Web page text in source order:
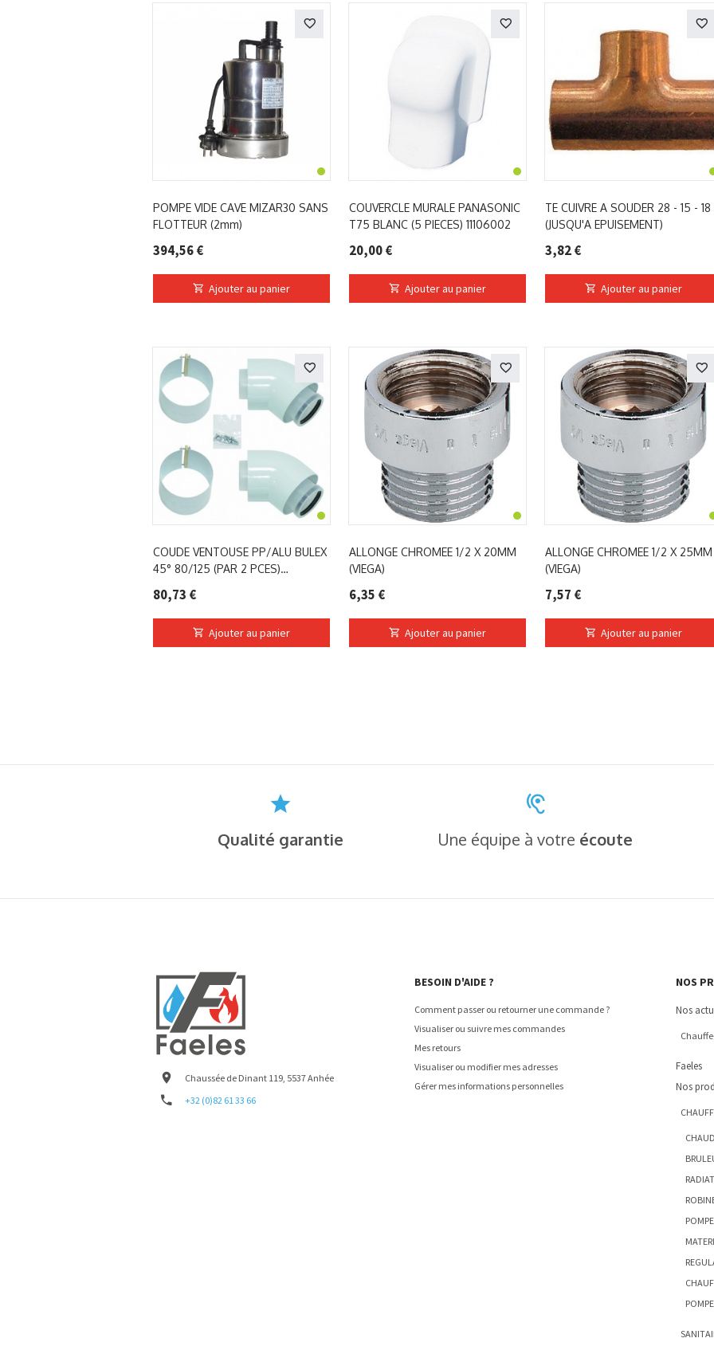
POMPE VIDE CAVE MIZAR30 SANS
FLOTTEUR (2mm)
394,56 €
Ajouter au panier
COUVERCLE MURALE PANASONIC
T75 BLANC (5 PIECES) 11106002
20,00 €
Ajouter au panier
TE CUIVRE A SOUDER 28 - 15 - 18
(JUSQU'A EPUISEMENT)
3,82 €
Ajouter au panier
COUDE VENTOUSE PP/ALU BULEX
45° 80/125 (PAR 2 PCES)
80,73 €
Ajouter au panier
ALLONGE CHROMEE 1/2 X 20MM
(VIEGA)
6,35 €
Ajouter au panier
ALLONGE CHROMEE 1/2 X 25MM
(VIEGA)
7,57 €
Ajouter au panier
Qualité garantie Une équipe à votre écoute
Chaussée de Dinant 119, 5537 Anhée
+32 (0)82 61 33 66
BESOIN D'AIDE ?
Comment passer ou retourner une commande ?
Visualiser ou suivre mes commandes
Mes retours
Visualiser ou modifier mes adresses
Gérer mes informations personnelles
NOS
Nos
Faeles
Nos